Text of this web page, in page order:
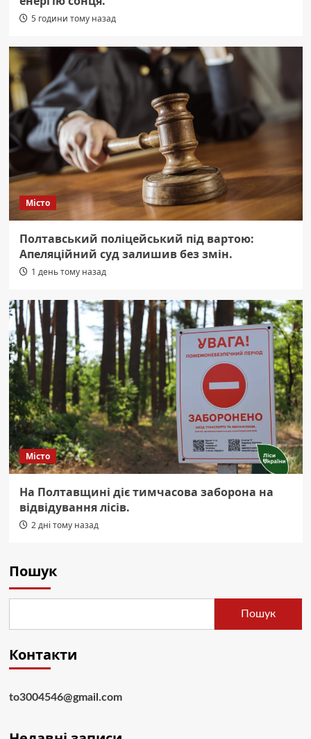
5 години тому назад
Місто
Полтавський поліцейський під вартою:
Апеляційний суд залишив без змін.
1 день тому назад
Місто
На Полтавщині діє тимчасова заборона на
відвідування лісів.
2 дні тому назад
Пошук
Пошук
Контакти
to3004546@gmail.com